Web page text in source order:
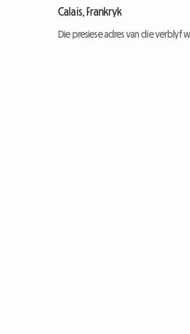
Calais, Frankryk
Die presiese adres van die verblyf